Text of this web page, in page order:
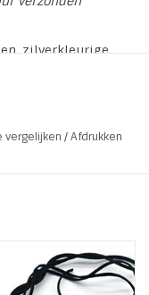
zilverkleurige
nikkel
vergelijken /Afdrukken